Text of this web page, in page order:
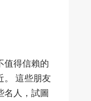
值得信賴的
。 這些朋友
名人，試圖